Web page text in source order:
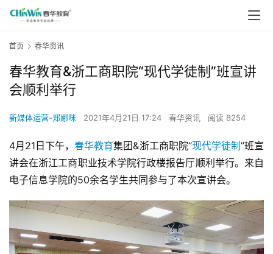
首页 春华资讯
春华教育&浙工商职院“现代学徒制”班宣讲
会顺利举行
新媒体运营-郑娜咪 2021年4月21日 17:24 春华资讯 阅读 8254
4月21日下午，春华教育集团&浙工商职院“现代学徒制 ”班宣
讲会在浙江工商职业技术学院行政楼报告厅顺利举行。来自
电子信息学院的50余名学生共同参与了本次宣讲会。